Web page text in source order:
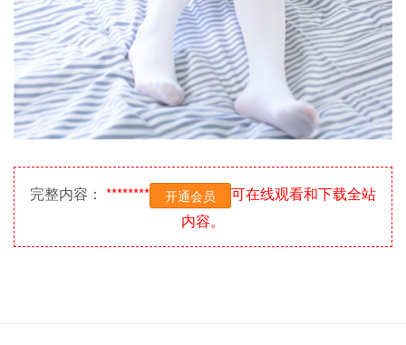
完整内容： ******** 开通会员
可在线观看和下载全站
内容。